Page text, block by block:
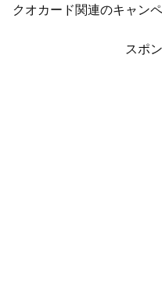
クオカード関連のキャン
スポ